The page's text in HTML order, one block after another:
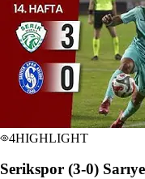
4HIGHLIGHT
Serikspor (3-0)